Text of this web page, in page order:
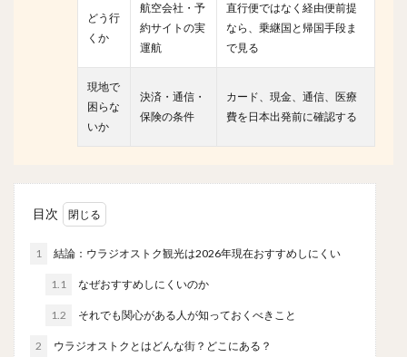
どう行
くか
航空会社・予
約サイトの実
運航
直行便ではなく経由便前提
なら、乗継国と帰国手段ま
で見る
現地で
困らな
いか
決済・通信・
保険の条件
カード、現金、通信、医療
費を日本出発前に確認する
目次
1 結論：ウラジオストク観光は2026年現在おすすめしにくい
1.1 なぜおすすめしにくいのか
1.2 それでも関心がある人が知っておくべきこと
2 ウラジオストクとはどんな街？どこにある？